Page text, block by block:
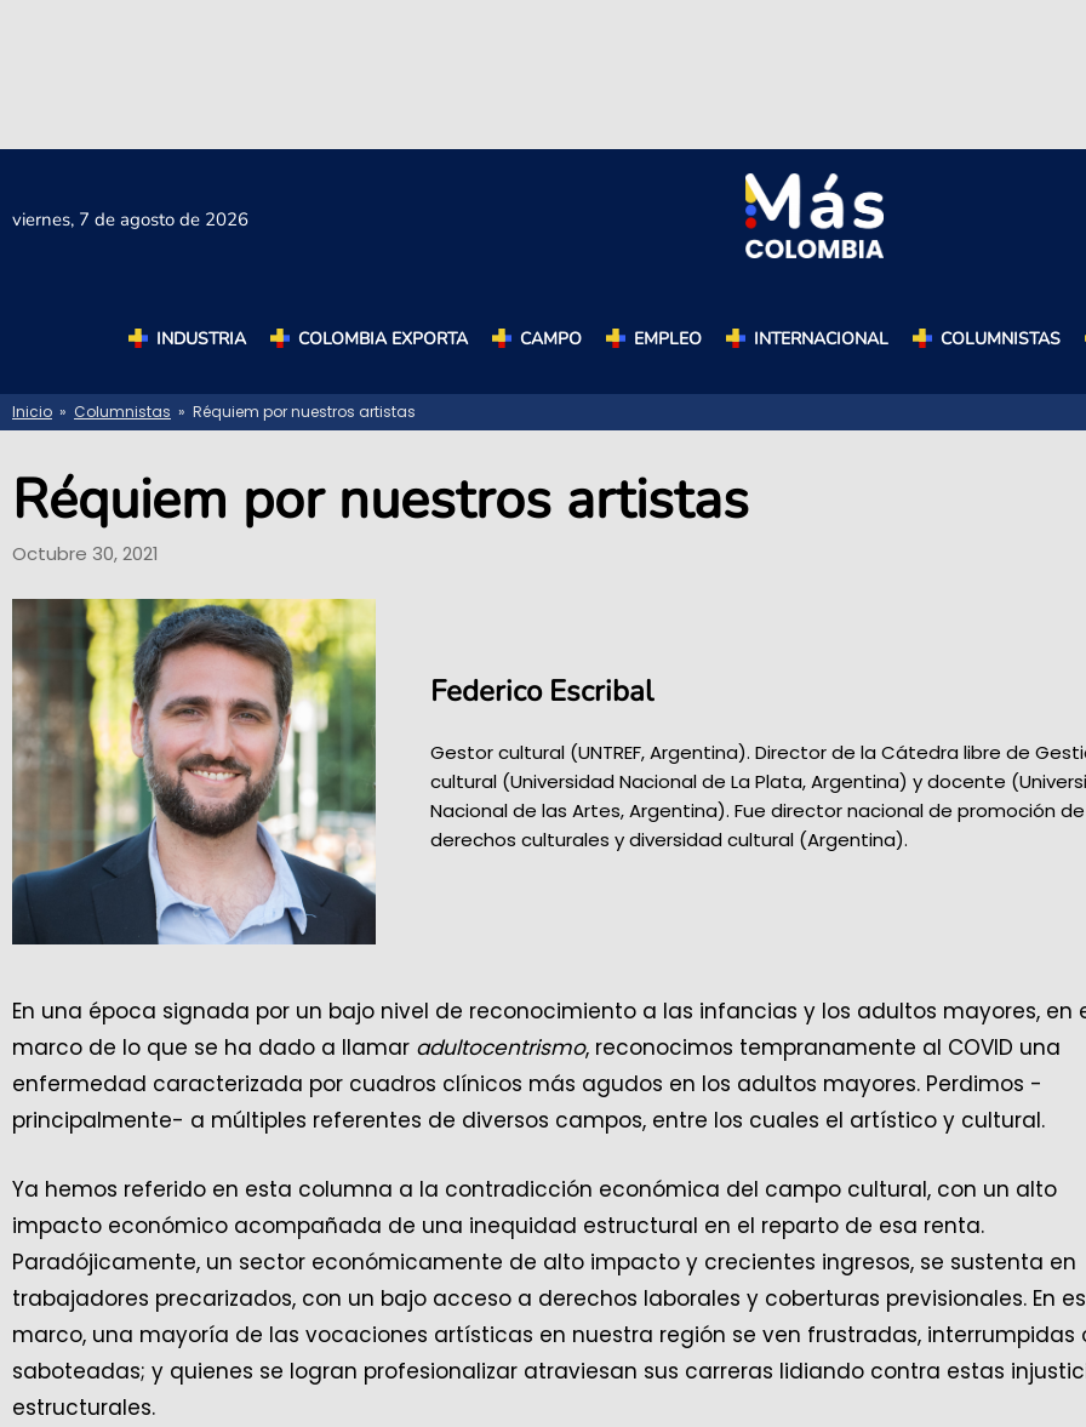
viernes, 7 de agosto de 2026
INDUSTRIA COLOMBIA EXPORTA CAMPO EMPLEO INTERNACIONAL COLUMNISTAS
Inicio » Columnistas » Réquiem por nuestros artistas
Réquiem por nuestros artistas
Octubre 30, 2021
Federico Escribal
Gestor cultural (UNTREF, Argentina). Director de la Cátedra libre de
cultural (Universidad Nacional de La Plata, Argentina) y docente
Nacional de las Artes, Argentina). Fue director nacional de promoción
derechos culturales y diversidad cultural (Argentina).
En una época signada por un bajo nivel de reconocimiento a las infancias y los adultos mayores, en
marco de lo que se ha dado a llamar adultocentrismo, reconocimos tempranamente al COVID una
enfermedad caracterizada por cuadros clínicos más agudos en los adultos mayores. Perdimos -
principalmente- a múltiples referentes de diversos campos, entre los cuales el artístico y cultural.
Ya hemos referido en esta columna a la contradicción económica del campo cultural, con un alto
impacto económico acompañada de una inequidad estructural en el reparto de esa renta.
Paradójicamente, un sector económicamente de alto impacto y crecientes ingresos, se sustenta en
trabajadores precarizados, con un bajo acceso a derechos laborales y coberturas previsionales. En
marco, una mayoría de las vocaciones artísticas en nuestra región se ven frustradas, interrumpidas
saboteadas; y quienes se logran profesionalizar atraviesan sus carreras lidiando contra estas
estructurales.